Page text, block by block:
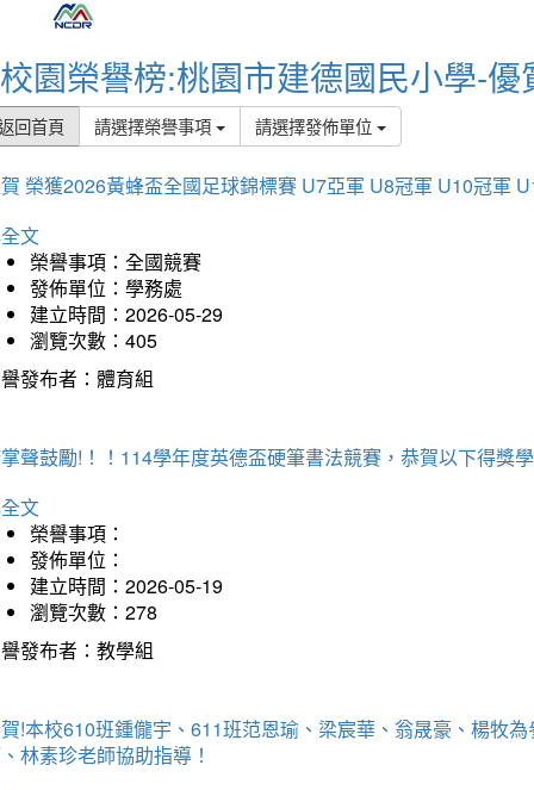
校園榮譽榜:桃園市建德國民小學-優
回首頁 請選擇榮譽事項 請選擇發佈單位
榮獲2026黃蜂盃全國足球錦標賽 U7亞軍 U8冠軍 U10冠軍
文
榮譽事項：全國競賽
發佈單位：學務處
建立時間：2026-05-29
瀏覽次數：405
發布者：體育組
聲鼓勵!！！114學年度英德盃硬筆書法競賽，恭賀以下得獎
文
榮譽事項：
發佈單位：
建立時間：2026-05-19
瀏覽次數：278
發布者：教學組
!本校610班鍾儱宇、611班范恩瑜、梁宸華、翁晟豪、楊牧
林素珍老師協助指導！